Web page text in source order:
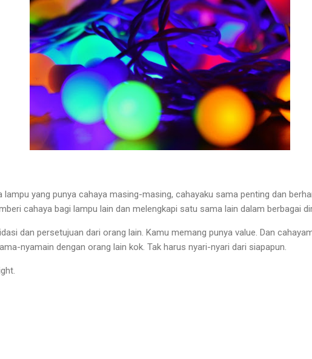
lampu yang punya cahaya masing-masing, cahayaku sama penting dan
cahaya bagi lampu lain dan melengkapi satu sama lain dalam berbagai
dan persetujuan dari orang lain. Kamu memang punya value. Dan
nyamain dengan orang lain kok. Tak harus nyari-nyari dari siapapun.